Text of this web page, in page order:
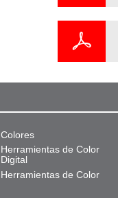
Colores
Herramientas de Color
Digital
Herramientas de Color